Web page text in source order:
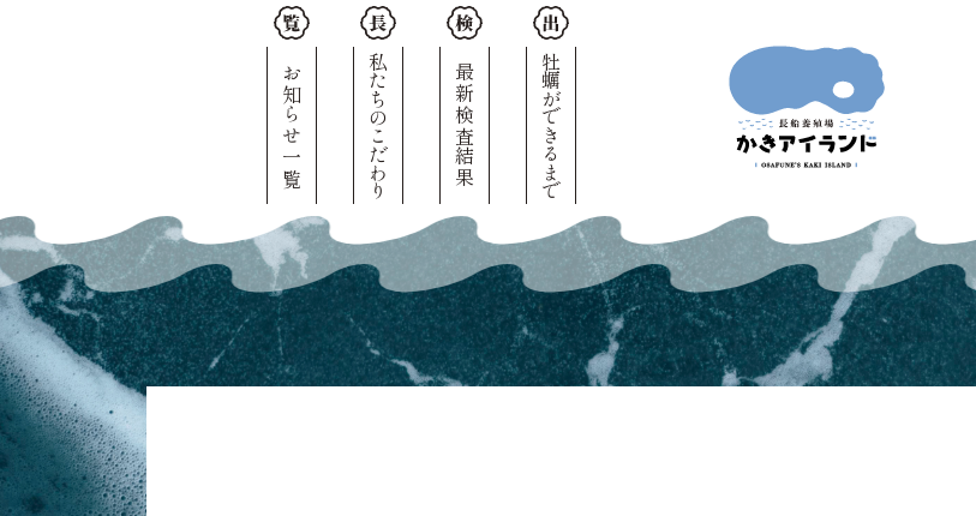
お知らせ一覧 私たちのこだわり 最新検査結果 牡蠣ができるまで